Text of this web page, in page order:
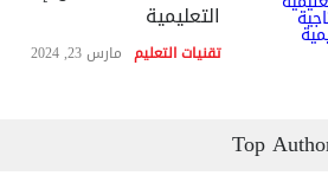
التعليمية
تقنيات التعليم مارس 23, 2024
Top